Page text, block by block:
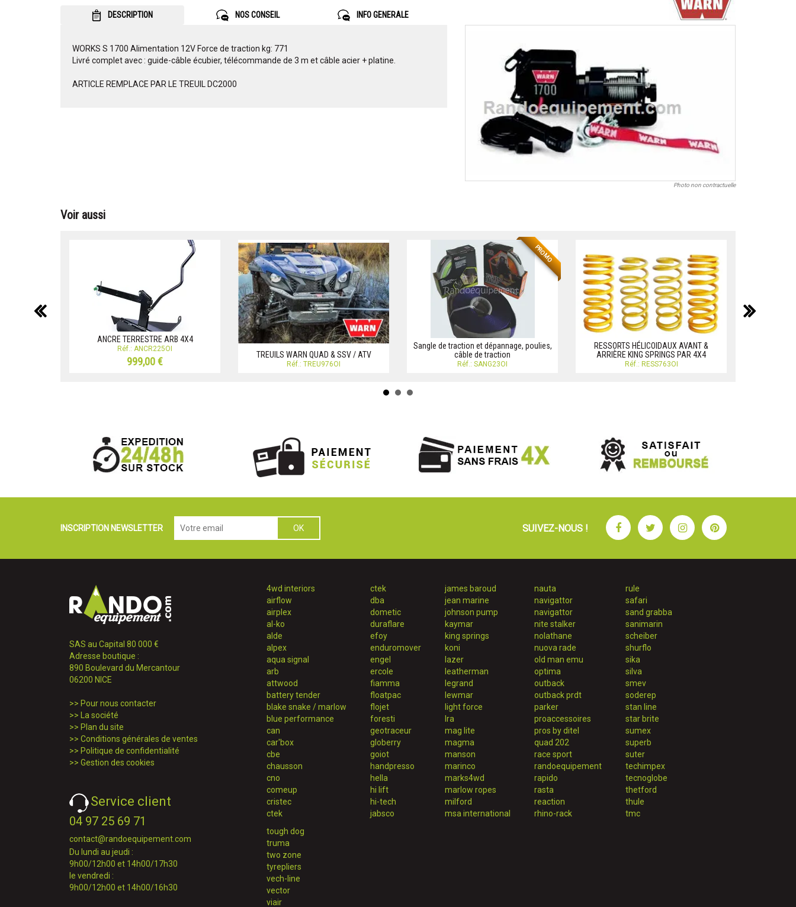
DESCRIPTION NOS CONSEIL INFO GENERALE
WORKS S 1700 Alimentation 12V Force de traction kg: 771
Livré complet avec : guide-câble écubier, télécommande de 3 m et câble acier + platine.
ARTICLE REMPLACE PAR LE TREUIL DC2000
Photo non contractuelle
Voir aussi
ANCRE TERRESTRE ARB 4X4
Réf.: ANCR225OI
999,00 €
TREUILS WARN QUAD & SSV / ATV
Réf.: TREU976OI
PROMO
Sangle de traction et dépannage, poulies,
câble de traction
Réf.: SANG23OI
RESSORTS HÉLICOIDAUX AVANT &
ARRIÈRE KING SPRINGS PAR 4X4
Réf.: RESS763OI
précédent
INSCRIPTION NEWSLETTER SUIVEZ-NOUS ! FacebookTwitterInstagramPinterest
SAS au Capital 80 000 €
Adresse boutique :
890 Boulevard du Mercantour
06200 NICE
>> Pour nous contacter
>>
La société
>> Plan du site
>> Conditions générales de ventes
>> Politique de confidentialité
>> Gestion des cookies
Service client
04 97 25 69 71
contact@randoequipement.com
Du lundi au jeudi :
9h00/12h00 et 14h00/17h30
le vendredi :
9h00/12h00 et 14h00/16h30
4wd interiors
airflow
airplex
al-ko
alde
alpex
aqua signal
arb
attwood
battery tender
blake snake / marlow
blue performance
can
car'box
cbe
chausson
cno
comeup
cristec
ctek
ctek
dba
dometic
duraflare
efoy
enduromover
engel
ercole
fiamma
floatpac
flojet
foresti
geotraceur
globerry
goiot
handpresso
hella
hi lift
hi-tech
jabsco
james baroud
jean marine
johnson pump
kaymar
king springs
koni
lazer
leatherman
legrand
lewmar
light force
lra
mag lite
magma
manson
marinco
marks4wd
marlow ropes
milford
msa international
nauta
navigattor
navigattor
nite stalker
nolathane
nuova rade
old man emu
optima
outback
outback prdt
parker
proaccessoires
pros by ditel
quad 202
race sport
randoequipement
rapido
rasta
reaction
rhino-rack
rule
safari
sand grabba
sanimarin
scheiber
shurflo
sika
silva
smev
soderep
stan line
star brite
sumex
superb
suter
techimpex
tecnoglobe
thetford
thule
tmc
tough dog
truma
two zone
tyrepliers
vech-line
vector
viair